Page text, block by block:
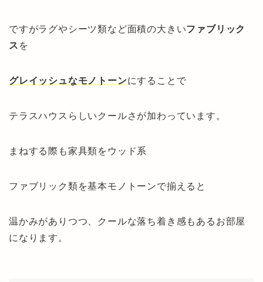
ですがラグやシーツ類など面積の大きいファブリック
ス を
グレイッシュなモノトーンにすることで
テラスハウスらしいクールさが加わっています。
まねする際も家具類をウッド系
ファブリック類を基本モノトーンで揃えると
温かみがありつつ、クールな落ち着き感もあるお部屋
になります。